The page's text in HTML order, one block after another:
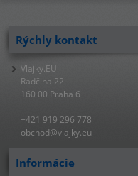
Rýchly kontakt
Vlajky.EU
Radčina 22
160 00 Praha 6
+421 919 296 778
obchod@vlajky.eu
Informácie